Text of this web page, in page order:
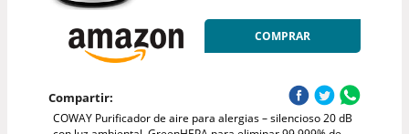
COMPRAR
Compartir:
COWAY Purificador de aire para alergias – silencioso 20 dB